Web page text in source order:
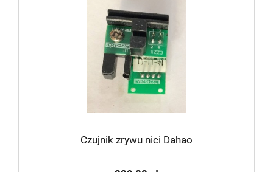
Czujnik zrywu nici Dahao